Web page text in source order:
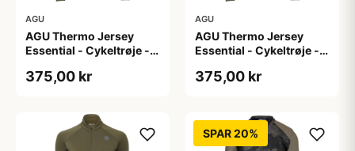
AGU
AGU Thermo Jersey
Essential - Cykeltrøje -
S
375,00 kr
AGU
AGU Thermo Jersey
Essential - Cykeltrøje -
XL
375,00 kr
SPAR 20%